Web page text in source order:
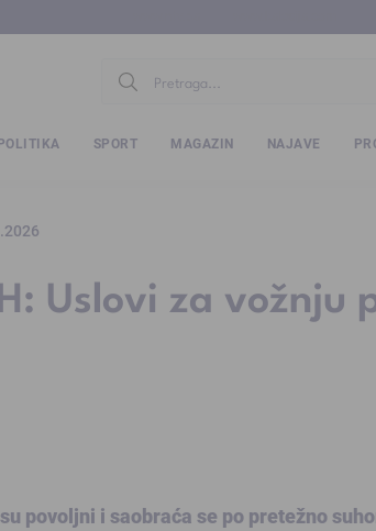
SPORT MAGAZIN NAJAVE
Uslovi za vožnju
povoljni i saobraća se po pretežno